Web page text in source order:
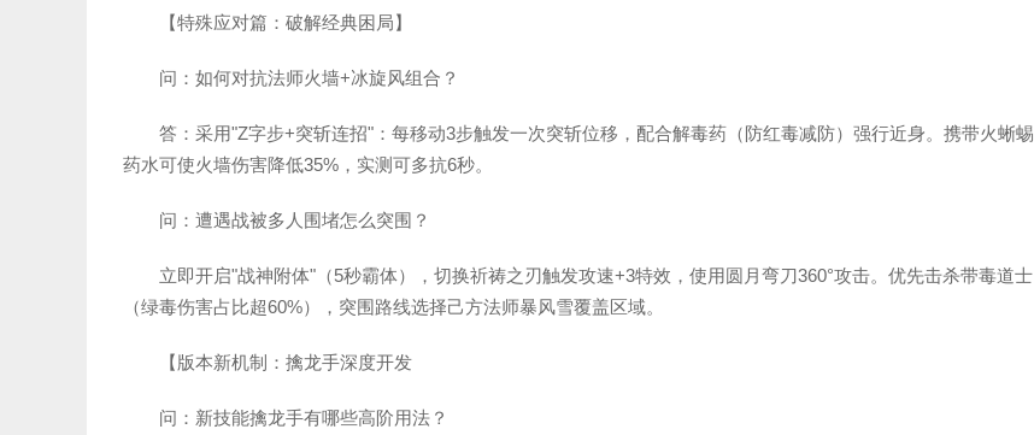
【特殊应对篇：破解经典困局】
问：如何对抗法师火墙+冰旋风组合？
答：采用"Z字步+突斩连招"：每移动3步触发一次突斩位移，配合解毒药（防红毒减防）强行近身。携带火蜥蜴
药水可使火墙伤害降低35%，实测可多抗6秒。
问：遭遇战被多人围堵怎么突围？
立即开启"战神附体"（5秒霸体），切换祈祷之刃触发攻速+3特效，使用圆月弯刀360°攻击。优先击杀带毒道士
（绿毒伤害占比超60%），突围路线选择己方法师暴风雪覆盖区域。
【版本新机制：擒龙手深度开发
问：新技能擒龙手有哪些高阶用法？